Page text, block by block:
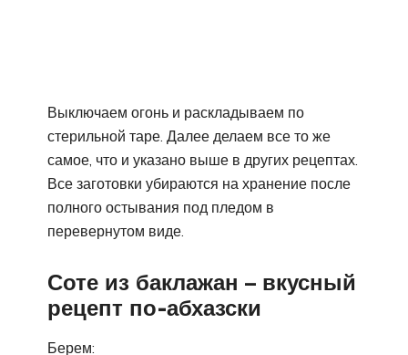
Выключаем огонь и раскладываем по
стерильной таре. Далее делаем все то же
самое, что и указано выше в других рецептах.
Все заготовки убираются на хранение после
полного остывания под пледом в
перевернутом виде.
Соте из баклажан – вкусный
рецепт по-абхазски
Берем: